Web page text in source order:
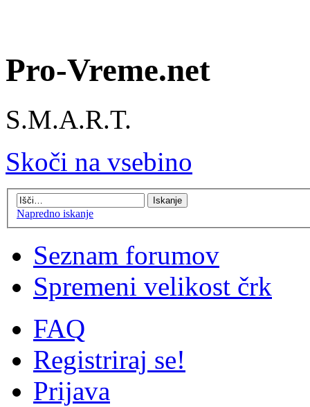
Pro-Vreme.net
S.M.A.R.T.
Skoči na vsebino
Napredno iskanje
Seznam forumov
Spremeni velikost črk
FAQ
Registriraj se!
Prijava